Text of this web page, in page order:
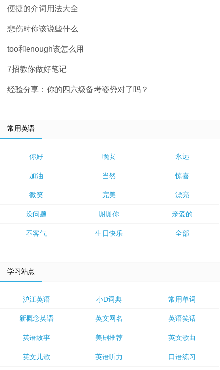
便捷的介词用法大全
悲伤时你该说些什么
too和enough该怎么用
7招教你做好笔记
经验分享：你的四六级备考姿势对了吗？
常用英语
你好 晚安 永远
加油 当然 惊喜
微笑 完美 漂亮
没问题 谢谢你 亲爱的
不客气 生日快乐 全部
学习站点
沪江英语 小D词典 常用单词
新概念英语 英文网名 英语笑话
英语故事 美剧推荐 英文歌曲
英文儿歌 英语听力 口语练习